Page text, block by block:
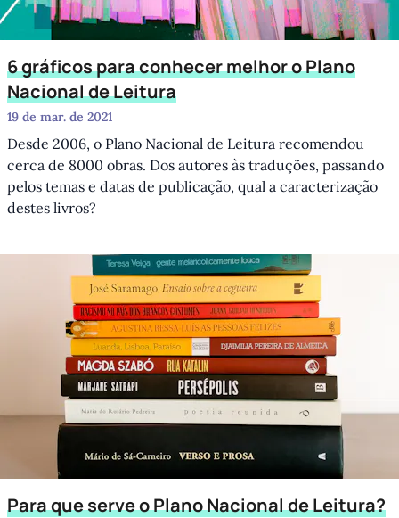
6 gráficos para conhecer melhor o Plano
Nacional de Leitura
19 de mar. de 2021
Desde 2006, o Plano Nacional de Leitura recomendou
cerca de 8000 obras. Dos autores às traduções, passando
pelos temas e datas de publicação, qual a caracterização
destes livros?
Para que serve o Plano Nacional de Leitura?